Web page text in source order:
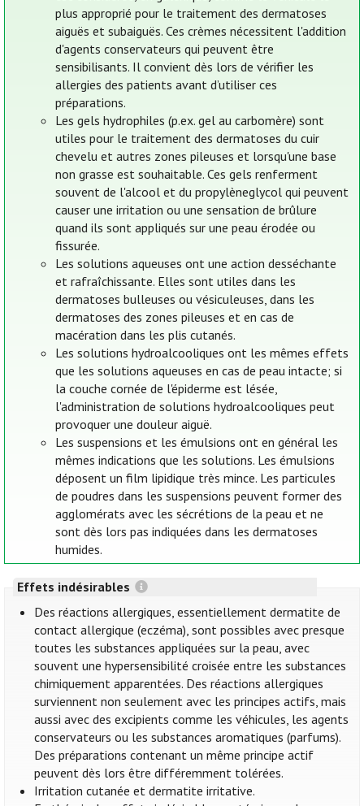
plus approprié pour le traitement des dermatoses
aiguës et subaiguës. Ces crèmes nécessitent l'addition
d'agents conservateurs qui peuvent être
sensibilisants. Il convient dès lors de vérifier les
allergies des patients avant d’utiliser ces
préparations.
Les gels hydrophiles (p.ex. gel au carbomère) sont
utiles pour le traitement des dermatoses du cuir
chevelu et autres zones pileuses et lorsqu'une base
non grasse est souhaitable. Ces gels renferment
souvent de l'alcool et du propylèneglycol qui peuvent
causer une irritation ou une sensation de brûlure
quand ils sont appliqués sur une peau érodée ou
fissurée.
Les solutions aqueuses ont une action desséchante
et rafraîchissante. Elles sont utiles dans les
dermatoses bulleuses ou vésiculeuses, dans les
dermatoses des zones pileuses et en cas de
macération dans les plis cutanés.
Les solutions hydroalcooliques ont les mêmes effets
que les solutions aqueuses en cas de peau intacte; si
la couche cornée de l'épiderme est lésée,
l'administration de solutions hydroalcooliques peut
provoquer une douleur aiguë.
Les suspensions et les émulsions ont en général les
mêmes indications que les solutions. Les émulsions
déposent un film lipidique très mince. Les particules
de poudres dans les suspensions peuvent former des
agglomérats avec les sécrétions de la peau et ne
sont dès lors pas indiquées dans les dermatoses
humides.
Effets indésirables
Des réactions allergiques, essentiellement dermatite de
contact allergique (eczéma), sont possibles avec presque
toutes les substances appliquées sur la peau, avec
souvent une hypersensibilité croisée entre les substances
chimiquement apparentées. Des réactions allergiques
surviennent non seulement avec les principes actifs, mais
aussi avec des excipients comme les véhicules, les agents
conservateurs ou les substances aromatiques (parfums).
Des préparations contenant un même principe actif
peuvent dès lors être différemment tolérées.
Irritation cutanée et dermatite irritative.